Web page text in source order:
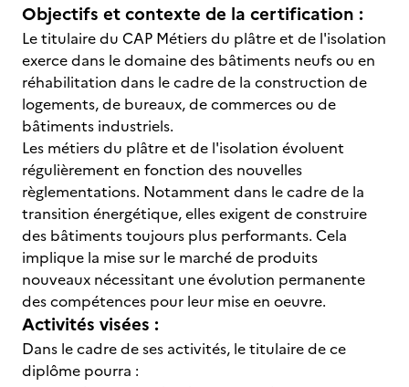
Objectifs et contexte de la certification :
Le titulaire du CAP Métiers du plâtre et de l'isolation
exerce dans le domaine des bâtiments neufs ou en
réhabilitation dans le cadre de la construction de
logements, de bureaux, de commerces ou de
bâtiments industriels.
Les métiers du plâtre et de l'isolation évoluent
régulièrement en fonction des nouvelles
règlementations. Notamment dans le cadre de la
transition énergétique, elles exigent de construire
des bâtiments toujours plus performants. Cela
implique la mise sur le marché de produits
nouveaux nécessitant une évolution permanente
des compétences pour leur mise en oeuvre.
Activités visées :
Dans le cadre de ses activités, le titulaire de ce
diplôme pourra :